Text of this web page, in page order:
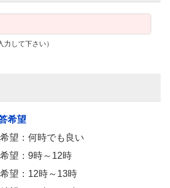
力して下さい）
希望
望：何時でも良い
望：9時～12時
望：12時～13時